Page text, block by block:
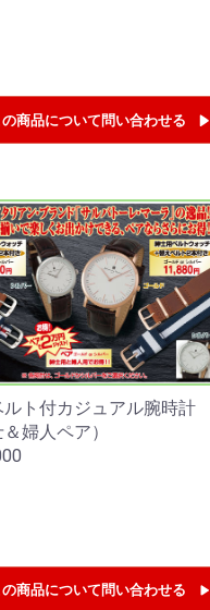
の商品について問い合わせる
ルト付カジュアル腕時計
＆婦人ペア）
の商品について 問い合わせる